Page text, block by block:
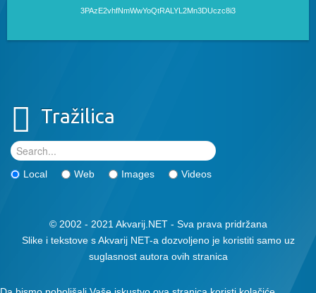
3PAzE2vhfNmWwYoQtRALYL2Mn3DUczc8i3
Tražilica
Local Web Images Videos
© 2002 - 2021 Akvarij.NET - Sva prava pridržana
Slike i tekstove s Akvarij NET-a dozvoljeno je koristiti samo uz
suglasnost autora ovih stranica